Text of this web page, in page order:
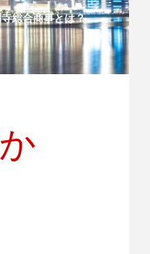
総合商事とは？